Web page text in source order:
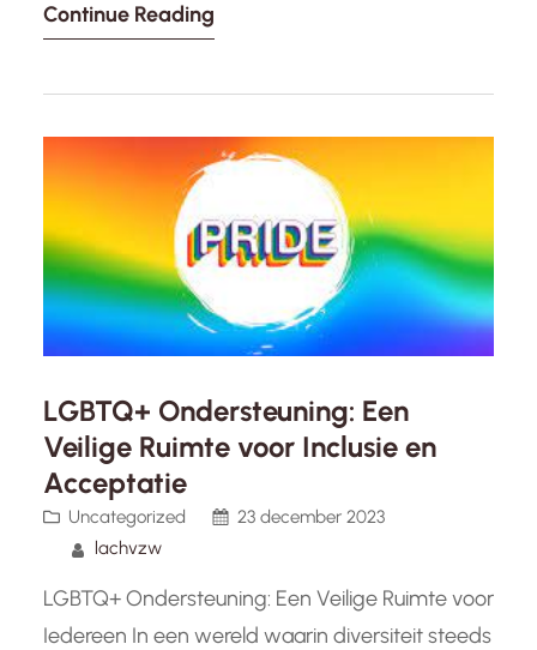
gebied van gelijke rechten en acceptatie. Een
erkenning van LGBTQ+ partnerschappen en
samenleving heeft een diepgaande impact…
Continue Reading
LGBTQ+ Ondersteuning: Een
Veilige Ruimte voor Inclusie en
Acceptatie
Uncategorized
23 december 2023
lachvzw
LGBTQ+ Ondersteuning: Een Veilige Ruimte voor
Iedereen In een wereld waarin diversiteit steeds